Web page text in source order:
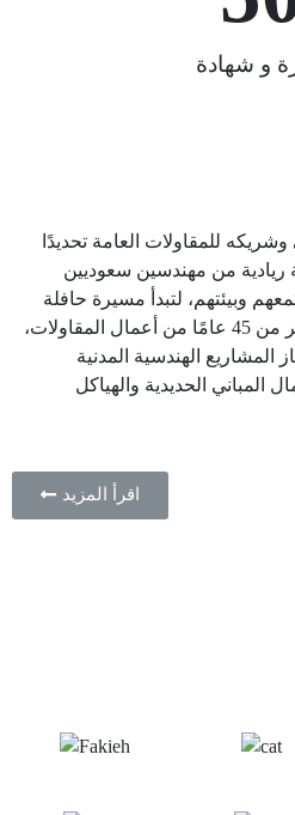
و شهادة
للمقاولات العامة تحديدًا
ريادية من مهندسين سعوديين
وبيئتهم، لتبدأ مسيرة حافلة
ومشرفة لخبرات امتدت لأكثر من 45 عامًا من أعمال المقاولات،
المشاريع الهندسية المدنية
المباني الحديدية والهياكل
اقرأ المزيد